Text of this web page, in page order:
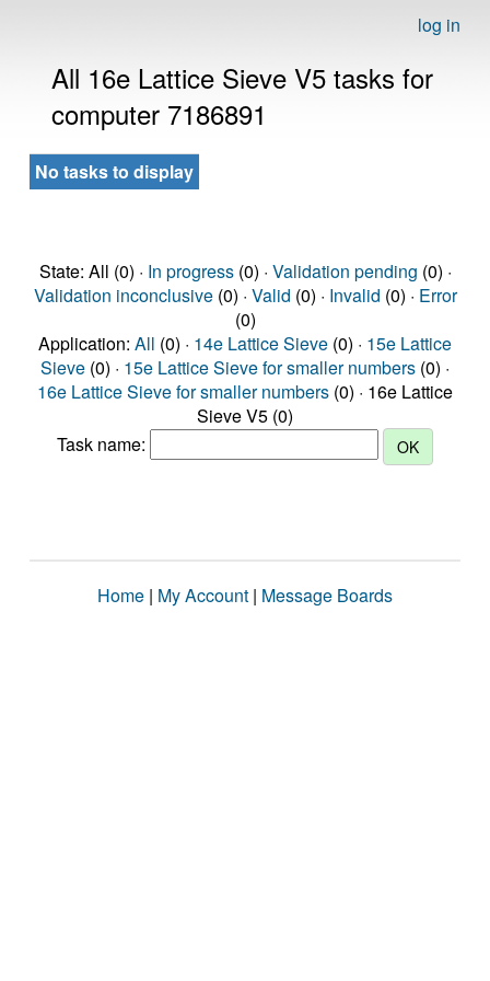
log in
All 16e Lattice Sieve V5 tasks for
computer 7186891
No tasks to display
State: All (0) · In progress(0) · Validation pending (0) ·
Validation inconclusive(0) · Valid (0) · Invalid (0) · Error
(0)
Application: All (0) · 14e Lattice Sieve (0) · 15e Lattice
Sieve (0) · 15e Lattice Sieve for smaller numbers (0) ·
16e Lattice Sieve for smaller numbers (0) · 16e Lattice
Sieve V5 (0)
Task name:
Home | My Account | Message Boards